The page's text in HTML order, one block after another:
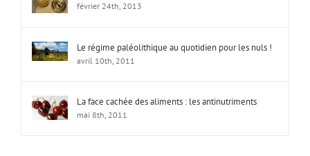
février 24th, 2013
Le régime paléolithique au quotidien pour les nuls !
avril 10th, 2011
La face cachée des aliments : les antinutriments
mai 8th, 2011